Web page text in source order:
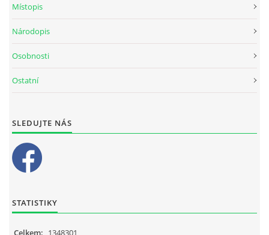
Místopis
Národopis
Osobnosti
Ostatní
SLEDUJTE NÁS
STATISTIKY
Celkem: 1348301